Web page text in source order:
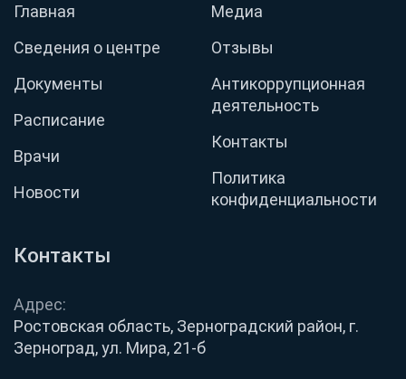
Контакты
Адрес:
Ростовская область, Зерноградский район, г.
Зерноград, ул. Мира, 21-б
Главная
Сведения о центре
Документы
Расписание
Врачи
Новости
Медиа
Отзывы
Антикоррупционная
деятельность
Контакты
Политика
конфиденциальности